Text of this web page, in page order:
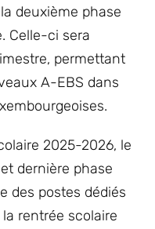
deuxième phase
Celle-ci sera
permettant
A-EBS dans
2025-2026, le
dernière phase
des postes dédiés
rentrée scolaire